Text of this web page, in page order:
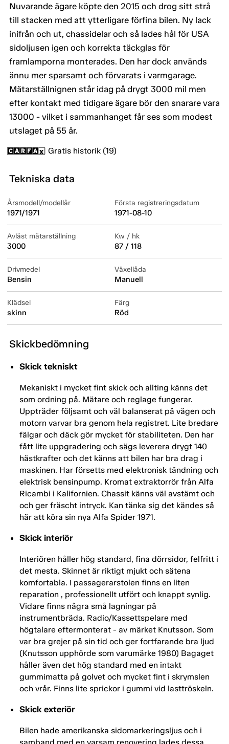
Nuvarande ägare köpte den 2015 och drog sitt strå
till stacken med att ytterligare förfina bilen. Ny lack
inifrån och ut, chassidelar och så lades hål för USA
sidoljusen igen och korrekta täckglas för
framlamporna monterades. Den har dock används
ännu mer sparsamt och förvarats i varmgarage.
Mätarställnignen står idag på drygt 3000 mil men
efter kontakt med tidigare ägare bör den snarare vara
13000 - vilket i sammanhanget får ses som modest
utslaget på 55 år.
Gratis historik (19)
Tekniska data
Årsmodell/modellår
1971/1971
Första registreringsdatum
1971-08-10
Avläst mätarställning
3000
Kw / hk
87 / 118
Drivmedel
Bensin
Växellåda
Manuell
Klädsel
skinn
Färg
Röd
Skickbedömning
Skick tekniskt
Mekaniskt i mycket fint skick och allting känns det
som ordning på. Mätare och reglage fungerar.
Uppträder följsamt och väl balanserat på vägen och
motorn varvar bra genom hela registret. Lite bredare
fälgar och däck gör mycket för stabiliteten. Den har
fått lite uppgradering och sägs leverera drygt 140
hästkrafter och det känns att bilen har bra drag i
maskinen. Har försetts med elektronisk tändning och
elektrisk bensinpump. Kromat extraktorrör från Alfa
Ricambi i Kalifornien. Chassit känns väl avstämt och
och ger fräscht intryck. Kan tänka sig det kändes så
här att köra sin nya Alfa Spider 1971.
Skick interiör
Interiören håller hög standard, fina dörrsidor, felfritt i
det mesta. Skinnet är riktigt mjukt och sätena
komfortabla. I passagerarstolen finns en liten
reparation , professionellt utfört och knappt synlig.
Vidare finns några små lagningar på
instrumentbräda. Radio/Kassettspelare med
högtalare eftermonterat - av märket Knutsson. Som
var bra grejer på sin tid och ger fortfarande bra ljud
(Knutsson upphörde som varumärke 1980) Bagaget
håller även det hög standard med en intakt
gummimatta på golvet och mycket fint i skrymslen
och vrår. Finns lite sprickor i gummi vid lasttröskeln.
Skick exteriör
Bilen hade amerikanska sidomarkeringsljus och i